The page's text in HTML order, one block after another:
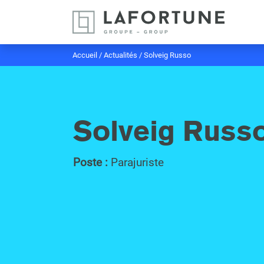
Accueil / Actualités / Solveig Russo
Solveig
Poste : Parajuriste